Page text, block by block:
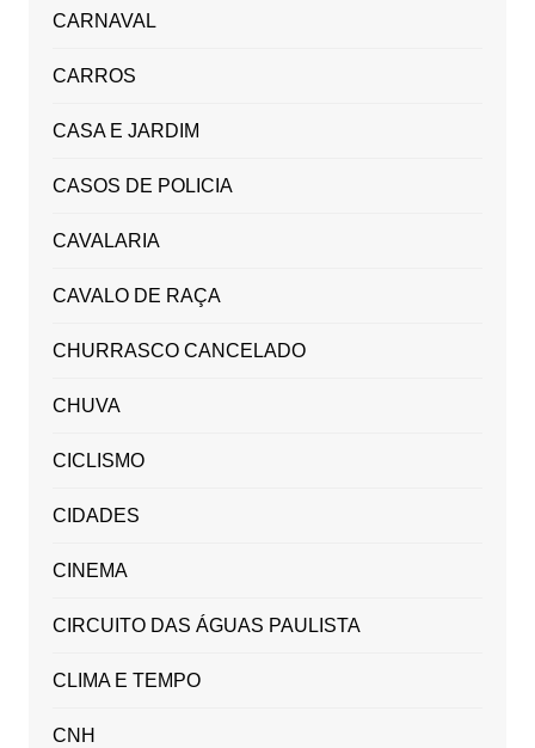
CARNAVAL
CARROS
CASA E JARDIM
CASOS DE POLICIA
CAVALARIA
CAVALO DE RAÇA
CHURRASCO CANCELADO
CHUVA
CICLISMO
CIDADES
CINEMA
CIRCUITO DAS ÁGUAS PAULISTA
CLIMA E TEMPO
CNH